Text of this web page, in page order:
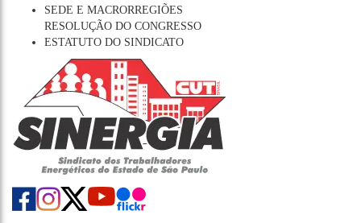
SEDE E MACRORREGIÕES
RESOLUÇÃO DO CONGRESSO
ESTATUTO DO SINDICATO